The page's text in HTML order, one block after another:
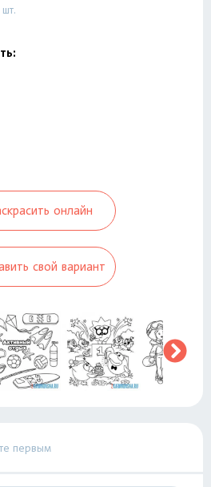
онлайн
свой вариант
первым